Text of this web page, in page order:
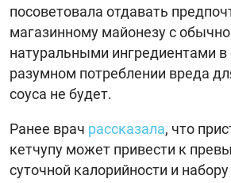
посоветовала отдавать
магазинному майонезу с
натуральными ингредиентами в
разумном потреблении вреда
соуса не будет.
Ранее врач рассказала, что
кетчупу может привести к
суточной калорийности и